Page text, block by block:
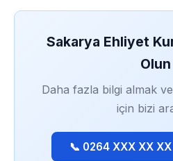
Sakarya Ehliyet
Olun
Daha fazla bilgi almak
için bizi
📞 0264 XXX XX